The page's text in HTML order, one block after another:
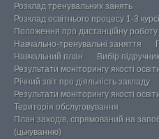
Розклад тренувальних занять
Розклад освітнього процесу 1-3
Положення про дистанційну роботу
Навчально-тренувальні заняття
Навчальний план
Вибір
Результати моніторингу якості
Річний звіт про діяльність закладу
Результати моніторингу якості
Територія обслуговування
План заходів, спрямований на
(цькуванню)